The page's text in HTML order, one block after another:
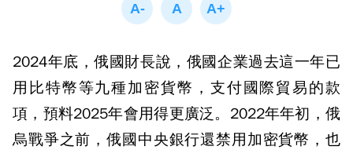
2024年底，俄國財長說，俄國企業過去這一年已
用比特幣等九種加密貨幣，支付國際貿易的款
項，預料2025年會用得更廣泛。2022年年初，俄
烏戰爭之前，俄國中央銀行還禁用加密貨幣，也